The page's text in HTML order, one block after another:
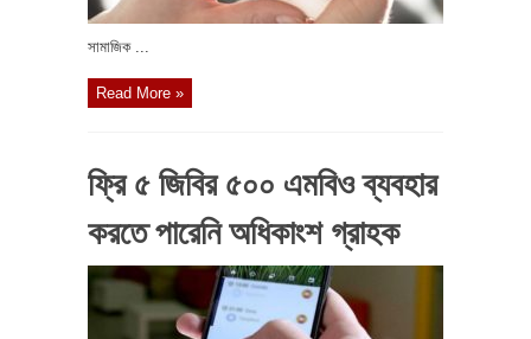
সামাজিক ...
Read More »
ফ্রি ৫ জিবির ৫০০ এমবিও ব্যবহার
করতে পারেনি অধিকাংশ গ্রাহক